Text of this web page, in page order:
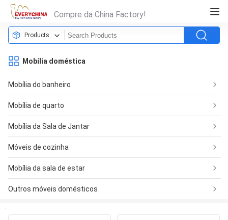
Compre da China Factory!
Products
Mobília doméstica
Mobília do banheiro
Mobília de quarto
Mobília da Sala de Jantar
Móveis de cozinha
Mobília da sala de estar
Outros móveis domésticos